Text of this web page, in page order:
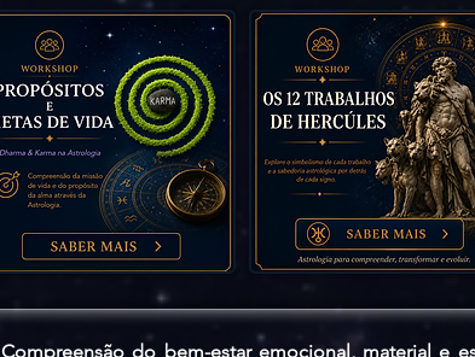
Compreensão do bem-estar emocional, material e